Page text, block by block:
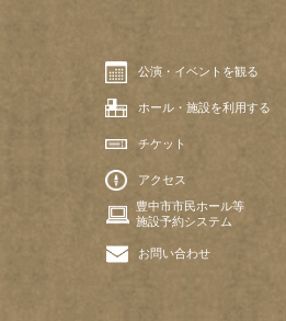
公演・イベントを観る
ホール・施設を利用する
チケット
アクセス
豊中市市民ホール等
施設予約システム
お問い合わせ